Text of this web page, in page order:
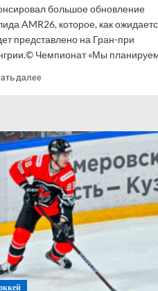
большое обновление
AMR26, которое, как
представлено на Гран-при
Чемпионат «Мы
далееПрочитать
анонсировал
большое
обновление
болида
«Астон
Мартин»